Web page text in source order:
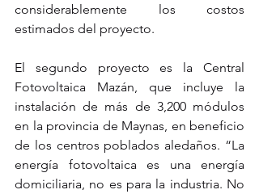
considerablemente los costos
estimados del proyecto.
El segundo proyecto es la Central
Fotovoltaica Mazán, que incluye la
instalación de más de 3,200 módulos
en la provincia de Maynas, en beneficio
de los centros poblados aledaños. “La
energía fotovoltaica es una energía
domiciliaria, no es para la industria. No